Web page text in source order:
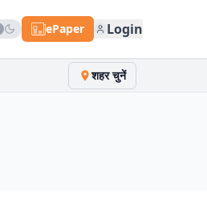
ePaper Login
शहर चुनें